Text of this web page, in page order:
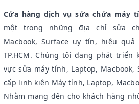
Cửa hàng dịch vụ sửa chửa máy
một trong những địa chỉ sửa
Macbook, Surface uy tín, hiệu
TP.HCM. Chúng tôi đang phát
vực sửa máy tính, Laptop,
cấp linh kiện Máy tính, Laptop,
Nhằm mang đến cho khách hàng